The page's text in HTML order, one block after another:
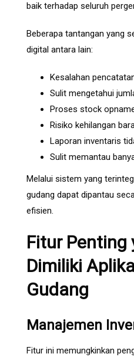
baik terhadap seluruh
Beberapa tantangan yang
digital antara lain:
Kesalahan
Sulit mengetahui
Proses stock
Risiko kehilangan
Laporan inventaris
Sulit memantau
Melalui sistem yang
gudang dapat dipantau
efisien.
Fitur Penting
Dimiliki
Gudang
Manajemen
Fitur ini memungkinkan